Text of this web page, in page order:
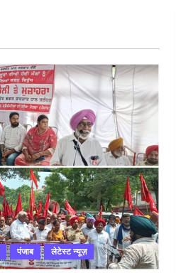
पंजाब लेटेस्ट न्यूज़